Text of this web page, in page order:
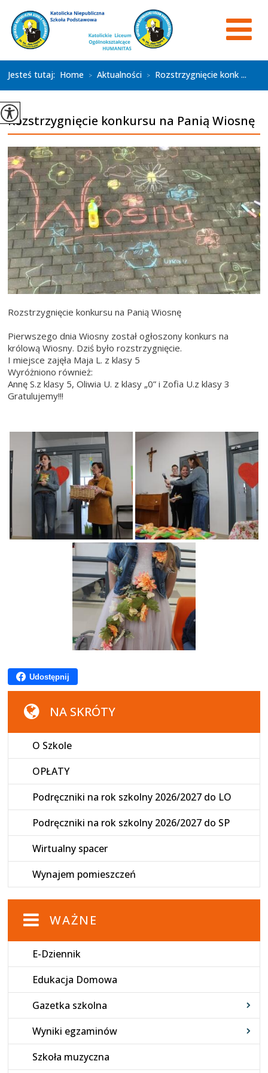
Jesteś tutaj: Home > Aktualności > Rozstrzygnięcie konk ...
Rozstrzygnięcie konkursu na Panią Wiosnę
Rozstrzygnięcie konkursu na Panią Wiosnę
Pierwszego dnia Wiosny został ogłoszony konkurs na
królową Wiosny. Dziś było rozstrzygnięcie.
I miejsce zajęła Maja L. z klasy 5
Wyróżniono również:
Annę S.z klasy 5, Oliwia U. z klasy „0” i Zofia U.z klasy 3
Gratulujemy!!!
Udostępnij
NA SKRÓTY
O Szkole
OPŁATY
Podręczniki na rok szkolny 2026/2027 do LO
Podręczniki na rok szkolny 2026/2027 do SP
Wirtualny spacer
Wynajem pomieszczeń
WAŻNE
E-Dziennik
Edukacja Domowa
Gazetka szkolna
Wyniki egzaminów
Szkoła muzyczna